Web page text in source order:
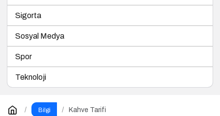
Sigorta
Sosyal Medya
Spor
Teknoloji
Bilgi Kahve Tarifi